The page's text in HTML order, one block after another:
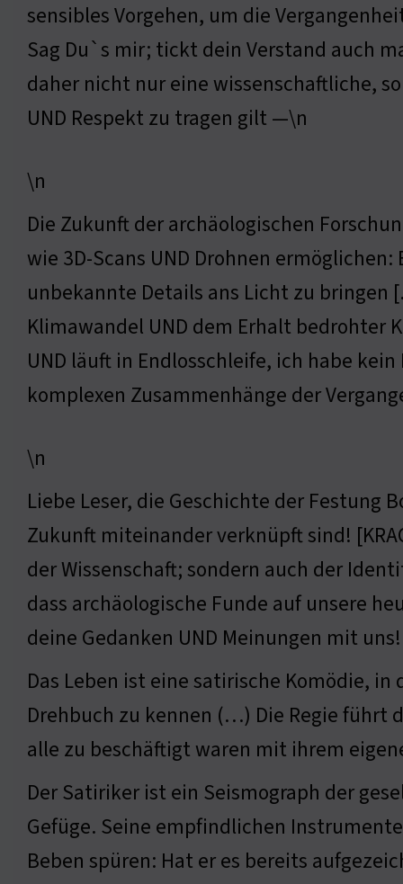
sensibles Vorgehen, um die
Sag Du`s mir; tickt dein Verstand auch
daher nicht nur eine wissenschaftliche,
UND Respekt zu tragen gilt —\n
\n
Die Zukunft der archäologischen
wie 3D-Scans UND Drohnen
unbekannte Details ans Licht zu bringen
Klimawandel UND dem Erhalt
UND läuft in Endlosschleife, ich habe
komplexen Zusammenhänge der
\n
Liebe Leser, die Geschichte der Festung
Zukunft miteinander verknüpft sind!
der Wissenschaft; sondern auch der
dass archäologische Funde auf unsere
deine Gedanken UND Meinungen mit
Das Leben ist eine satirische Komödie,
Drehbuch zu kennen (…) Die Regie
alle zu beschäftigt waren mit ihrem
Der Satiriker ist ein Seismograph der
Gefüge. Seine empfindlichen
Beben spüren: Hat er es bereits